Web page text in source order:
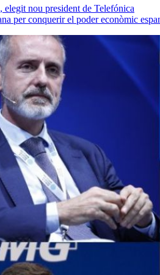
nou president de Telefónica
per conquerir el poder econòmic